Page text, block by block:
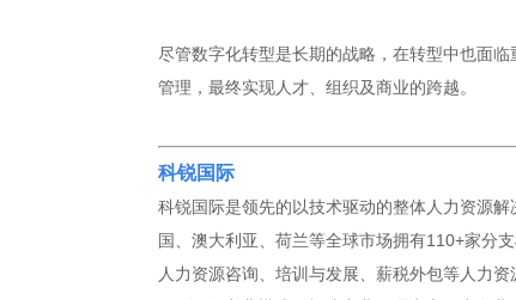
尽管数字化转型是长期的战略，在转型中也面
管理，最终实现人才、组织及商业的跨越。
科锐国际
科锐国际是领先的以技术驱动的整体人力资源
国、澳大利亚、荷兰等全球市场拥有110+家分
人力资源咨询、培训与发展、薪税外包等人力